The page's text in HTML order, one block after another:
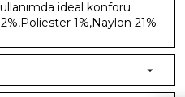
ideal konforu
1%,Naylon 21%